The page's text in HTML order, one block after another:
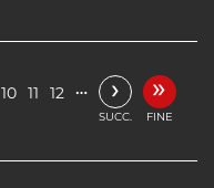
10 11 12 … ›
SUCC.
»
FINE